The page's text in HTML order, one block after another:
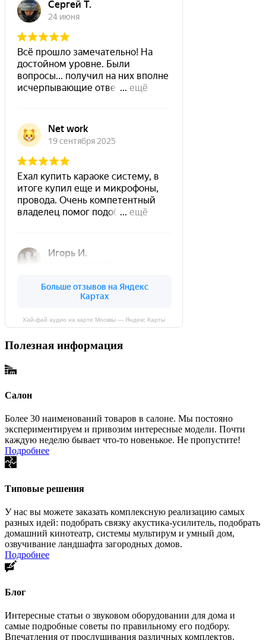
Хай-фай аудио на карте Москвы — Яндекс Карты
Полезная информация
Салон
Более 30 наименований товаров в салоне. Мы постояно
экспериментируем и привозим интересные модели. Почти
каждую неделю бывает что-то новенькое. Не пропустите!
Подробнее
Типовые решения
У нас вы можете заказать комплексную реализацию самых
разных идей: подобрать связку акустика-усилитель, подобрать
домашний кинотеатр, системы мультирум и умный дом,
озвучивание ландшафта загородных домов.
Подробнее
Блог
Интересные статьи о звуковом оборудовании для дома и
самые подробные советы по правильному его подбору.
Впечатления от прослушивания различных комплектов.